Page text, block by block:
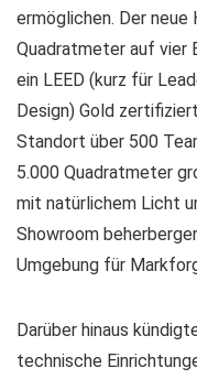
ermöglichen. Der
Quadratmeter auf vier
ein LEED (kurz für
Design) Gold
Standort über 500
5.000 Quadratmeter
mit natürlichem Licht
Showroom
Umgebung für
Darüber hinaus
technische